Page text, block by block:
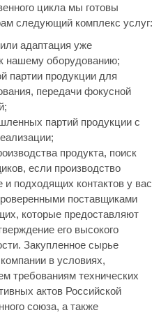
цикла мы готовы
следующий комплекс услуг:
адаптация уже
нашему оборудованию;
партии продукции для
передачи фокусной
партий продукции с
продукта, поиск
если производство
и подходящих контактов у вас
поставщиками
которые предоставляют
его высокого
Закупленное сырье
в условиях,
требованиям технических
актов Российской
союза, а также